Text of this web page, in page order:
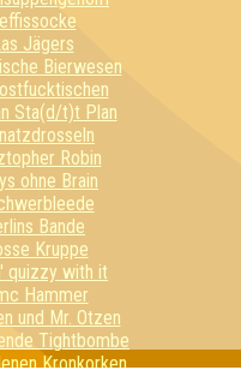
Jägers
Bierwesen
Sta(d/t)t Plan
Robin
ohne Brain
Bande
Kruppe
quizzy with it
Hammer
und Mr. Otzen
Tightbombe
Kronkorken